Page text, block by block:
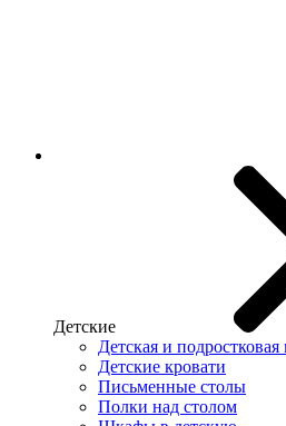
Детские
Детская и подростковая
Детские кровати
Письменные столы
Полки над столом